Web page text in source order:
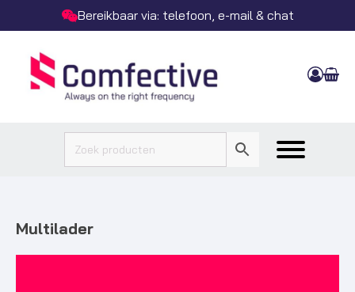
Motorola Platinum Reseller
Multilader